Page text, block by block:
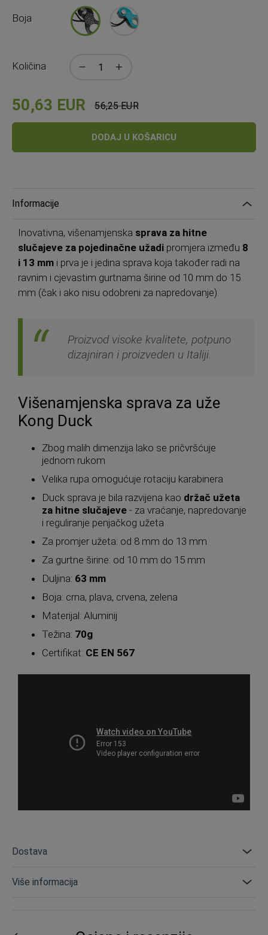
Boja
Količina
50,63 EUR
Standardna
56,25 EUR
DODAJ U KOŠARICU
Informacije
Inovativna, višenamjenska sprava za hitne
slučajeve za pojedinačne užadi promjera između 8
i 13 mm i prva je i jedina sprava koja također radi na
ravnim i cjevastim gurtnama širine od 10 mm do 15
mm (čak i ako nisu odobreni za napredovanje).
Proizvod visoke kvalitete, potpuno
dizajniran i proizveden u Italiji.
Višenamjenska sprava za uže
Kong Duck
Zbog malih dimenzija lako se pričvršćuje
jednom rukom
Velika rupa omogućuje rotaciju karabinera
Duck sprava je bila razvijena kao držač užeta
za hitne slučajeve - za vraćanje, napredovanje
i reguliranje penjačkog užeta
Za promjer užeta: od 8 mm do 13 mm
Za gurtne širine: od 10 mm do 15 mm
Duljina: 63 mm
Boja: crna, plava, crvena, zelena
Materijal: Aluminij
Težina: 70g
Certifikat: CE EN 567
Dostava
Više informacija